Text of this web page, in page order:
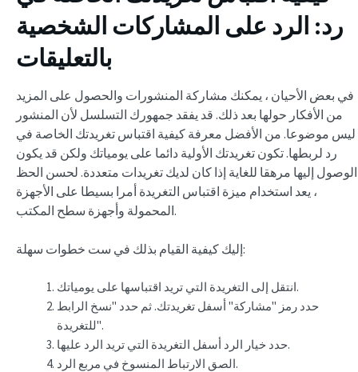
رد: الرد على المشاركات الشخصية
بالتعليقات
في بعض الأحيان ، يمكنك مشاركة المنشورات والحصول على المزيد
من الأفكار حولها بعد ذلك. قد يفقد جمهورك التسلسل لأن المنشور
ليس موضوعا. من الأفضل معرفة كيفية اقتباس تغريدتك الخاصة في
رد لربطها. تكون تغريدتك الأولية دائما على يومياتك ولكن قد يكون
الوصول إليها مرهقا للغاية إذا كان لديك تغريدات متعددة. لحسن الحظ
، يعد استخدام ميزة اقتباس التغريدة أمرا بسيطا على الأجهزة
المحمولة وأجهزة سطح المكتب.
إليك كيفية القيام بذلك في ست خطوات سهلة:
انتقل إلى التغريدة التي تريد اقتباسها على يومياتك.
حدد رمز "مشاركة" أسفل تغريدتك. ثم حدد "نسخ الرابط
للتغريدة".
حدد خيار الرد أسفل التغريدة التي تريد الرد عليها.
الصق الارتباط المنسوخ في مربع الرد.